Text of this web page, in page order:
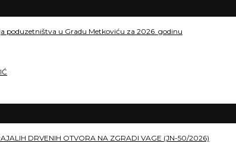
poduzetništva u Gradu Metkoviću za 2026. godinu
DRVENIH OTVORA NA ZGRADI VAGE (JN-50/2026)